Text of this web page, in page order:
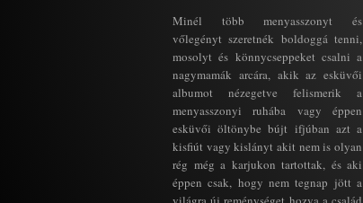
Minél több menyasszonyt és
vőlegényt szeretnék boldoggá tenni,
mosolyt és könnycseppeket csalni a
nagymamák arcára, akik az esküvői
albumot nézegetve felismerik a
menyasszonyi ruhába vagy éppen
esküvői öltönybe bújt ifjúban azt a
kisfiút vagy kislányt akit nem is olyan
rég még a karjukon tartottak, és aki
éppen csak, hogy nem tegnap jött a